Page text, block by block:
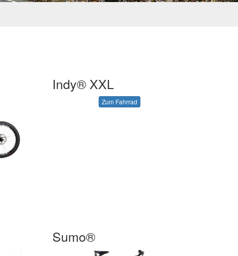
Indy® XXL
Zum Fahrrad
Sumo®